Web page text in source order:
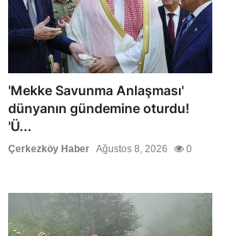
'Mekke Savunma Anlaşması'
dünyanın gündemine oturdu!
'Ü...
Çerkezköy Haber Ağustos 8, 2026 0